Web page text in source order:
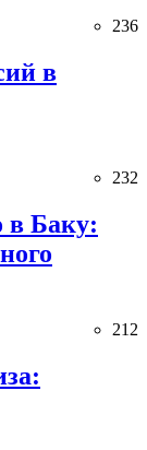
236
в
232
в Баку:
212